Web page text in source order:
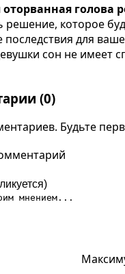
оторванная голова
решение, которое
последствия для
сон не имеет
(0)
Будьте